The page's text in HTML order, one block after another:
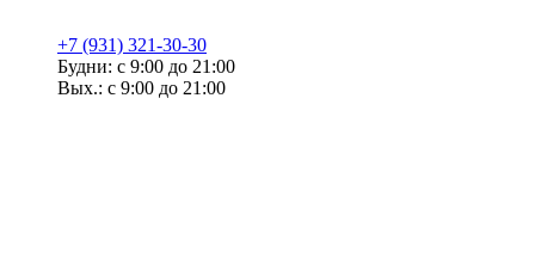
+7 (931) 321-30-30
Будни: с 9:00 до 21:00
Вых.: с 9:00 до 21:00